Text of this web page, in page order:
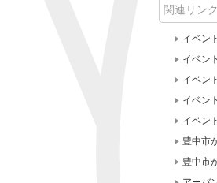
関連リンク
イベン
イベン
イベン
イベン
イベン
豊中市
豊中市